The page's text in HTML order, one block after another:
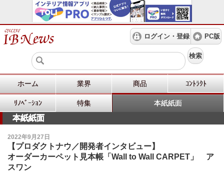
ログイン・登録 PC版
検索
ホーム 業界 商品 ｺﾝﾄﾗｸﾄ
ﾘﾉﾍﾞｰｼｮﾝ 特集 本紙紙面
本紙紙面
2022年9月27日
【プロダクトナウ／開発者インタビュー】
オーダーカーペット見本帳「Wall to Wall CARPET」 ア
スワン